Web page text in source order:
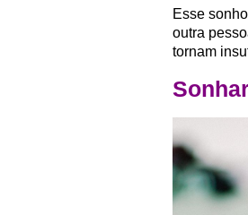
Esse
outra
tornam